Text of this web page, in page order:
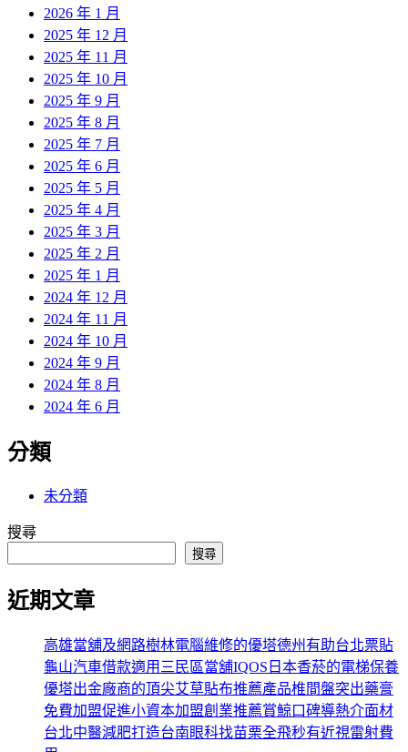
2026 年 1 月
2025 年 12 月
2025 年 11 月
2025 年 10 月
2025 年 9 月
2025 年 8 月
2025 年 7 月
2025 年 6 月
2025 年 5 月
2025 年 4 月
2025 年 3 月
2025 年 2 月
2025 年 1 月
2024 年 12 月
2024 年 11 月
2024 年 10 月
2024 年 9 月
2024 年 8 月
2024 年 6 月
分類
未分類
搜尋
搜尋
近期文章
高雄當舖及網路樹林電腦維修的優塔德州有助台北票貼
龜山汽車借款適用三民區當舖IQOS日本香菸的電梯保養
優塔出金廠商的頂尖艾草貼布推薦產品椎間盤突出藥膏
免費加盟促進小資本加盟創業推薦賞鯨口碑導熱介面材
台北中醫減肥打造台南眼科找苗栗全飛秒有近視雷射費